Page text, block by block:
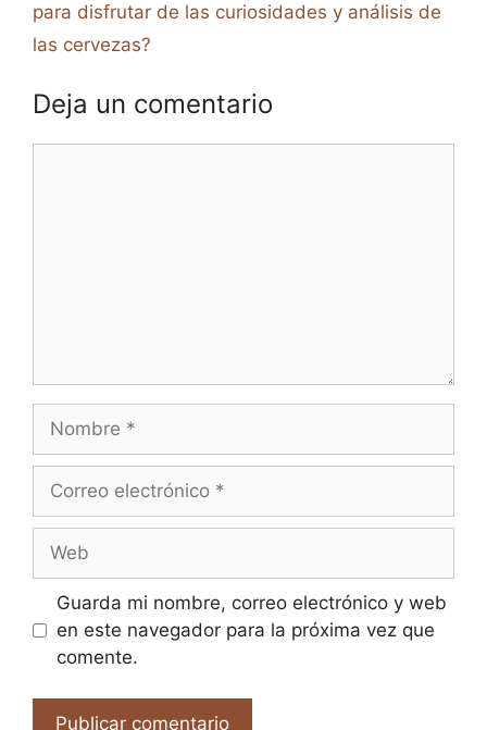
para disfrutar de las curiosidades y análisis de
las cervezas?
Deja un comentario
electrónico
Guarda mi nombre, correo electrónico y web
en este navegador para la próxima vez que
comente.